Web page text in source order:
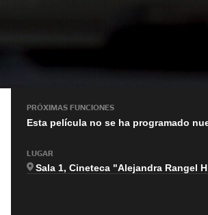
PRÓXIMAS FUNCIONES
Esta película no se ha programado
LUGAR
Sala 1, Cineteca "Alejandra Rangel